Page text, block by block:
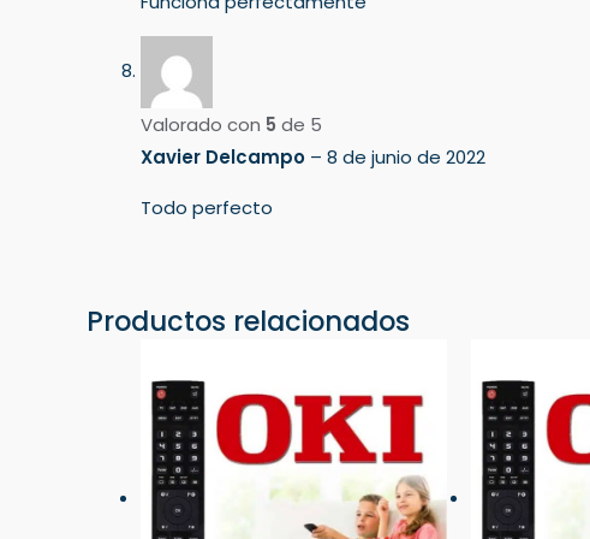
Valorado con 5 de 5
Xavier Delcampo – 8 de junio de 2022
Todo perfecto
Productos relacionados